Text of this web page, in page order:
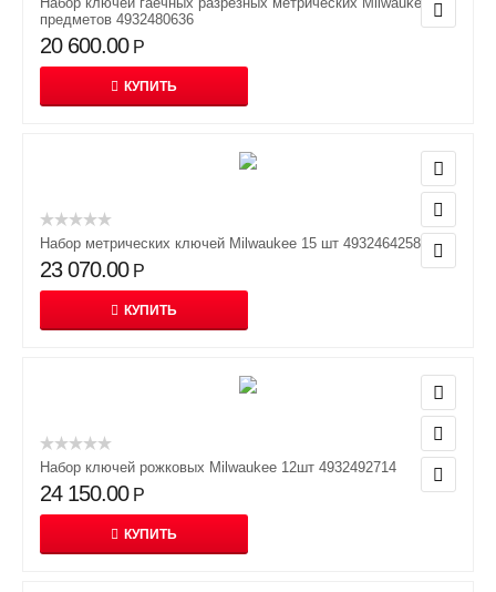
предметов 4932480636
20 600.00 Р
КУПИТЬ
Набор метрических ключей Milwaukee 15 шт 4932464258
23 070.00 Р
КУПИТЬ
Набор ключей рожковых Milwaukee 12шт 4932492714
24 150.00 Р
КУПИТЬ